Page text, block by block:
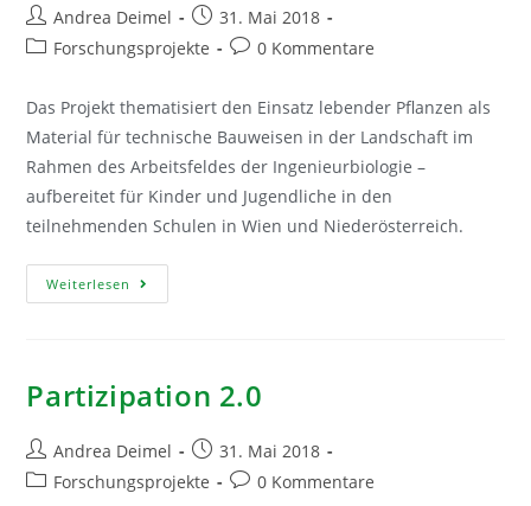
Beitrags-
Autor:
Andrea Deimel
Beitrag
veröffentlicht:
31. Mai 2018
Beitrags-
Forschungsprojekte
Beitrags-
0 Kommentare
Das Projekt thematisiert den Einsatz lebender Pflanzen als
Material für technische Bauweisen in der Landschaft im
Rahmen des Arbeitsfeldes der Ingenieurbiologie –
aufbereitet für Kinder und Jugendliche in den
teilnehmenden Schulen in Wien und Niederösterreich.
Weiterlesen Pflanzen.Bau.Werke
Partizipation 2.0
Beitrags-
Autor:
Andrea Deimel
Beitrag
veröffentlicht:
31. Mai 2018
Beitrags-
Forschungsprojekte
Beitrags-
0 Kommentare